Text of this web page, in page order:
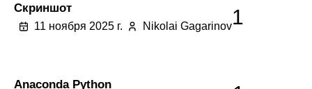
Скриншот
11 ноября 2025 г. Nikolai Gagarinov1
Anaconda Python